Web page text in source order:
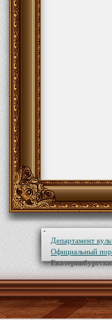
Департамент
Официальный